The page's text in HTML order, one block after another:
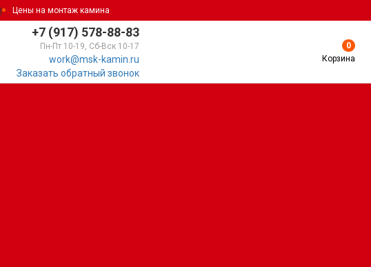
Цены на монтаж камина
+7 (917) 578-88-83
Пн-Пт 10-19, Сб-Вск 10-17
work@msk-kamin.ru
Заказать обратный звонок
0
Корзина